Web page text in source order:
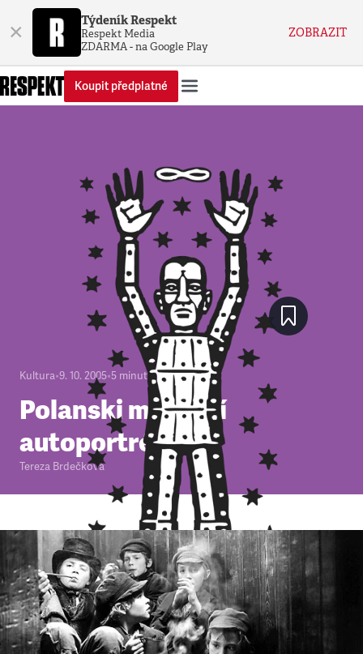
× Týdeník Respekt
Respekt Media
ZDARMA - na Google Play
ZOBRAZIT
Koupit předplatné
Kultura•9. 10. 2005•5 minut
Polanski má další
autoportrét
Tereza Brdečková